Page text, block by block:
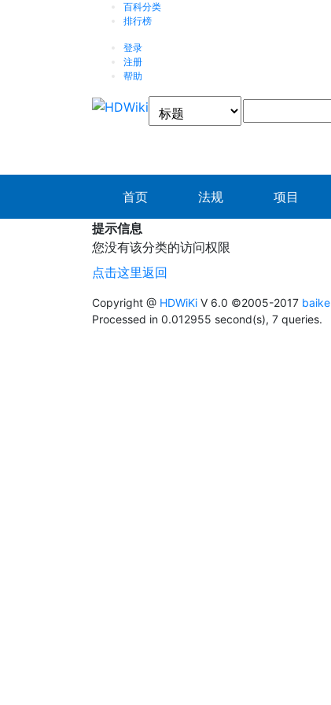
百科分类
排行榜
登录
注册
帮助
首页 法规 项目
提示信息
您没有该分类的访问权限
点击这里返回
Copyright @ HDWiKi V 6.0 ©2005-2017 baike
Processed in 0.012955 second(s), 7 queries.